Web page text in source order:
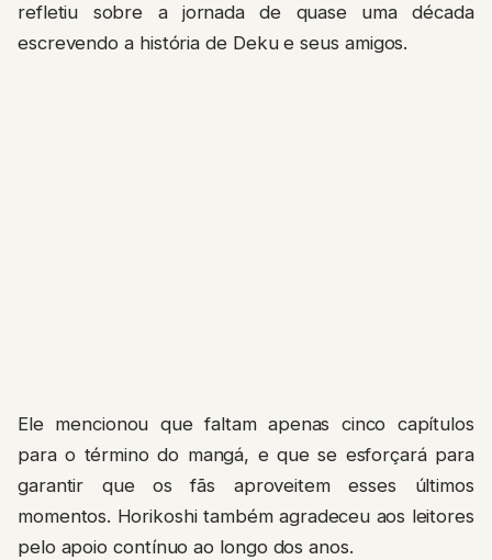
refletiu sobre a jornada de quase uma década
escrevendo a história de Deku e seus amigos.
Ele mencionou que faltam apenas cinco capítulos
para o término do mangá, e que se esforçará para
garantir que os fãs aproveitem esses últimos
momentos. Horikoshi também agradeceu aos leitores
pelo apoio contínuo ao longo dos anos.